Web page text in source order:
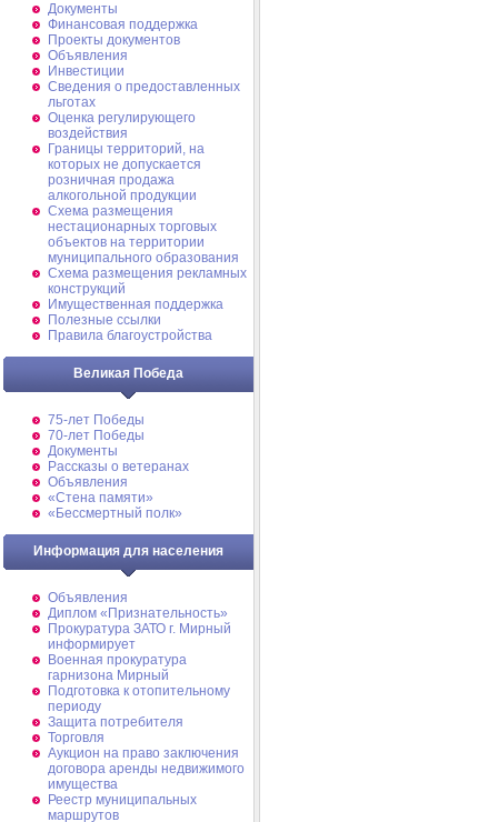
Документы
Финансовая поддержка
Проекты документов
Объявления
Инвестиции
Сведения о предоставленных
льготах
Оценка регулирующего
воздействия
Границы территорий, на
которых не допускается
розничная продажа
алкогольной продукции
Схема размещения
нестационарных торговых
объектов на территории
муниципального образования
Схема размещения рекламных
конструкций
Имущественная поддержка
Полезные ссылки
Правила благоустройства
Великая Победа
75-лет Победы
70-лет Победы
Документы
Рассказы о ветеранах
Объявления
«Стена памяти»
«Бессмертный полк»
Информация для населения
Объявления
Диплом «Признательность»
Прокуратура ЗАТО г. Мирный
информирует
Военная прокуратура
гарнизона Мирный
Подготовка к отопительному
периоду
Защита потребителя
Торговля
Аукцион на право заключения
договора аренды недвижимого
имущества
Реестр муниципальных
маршрутов